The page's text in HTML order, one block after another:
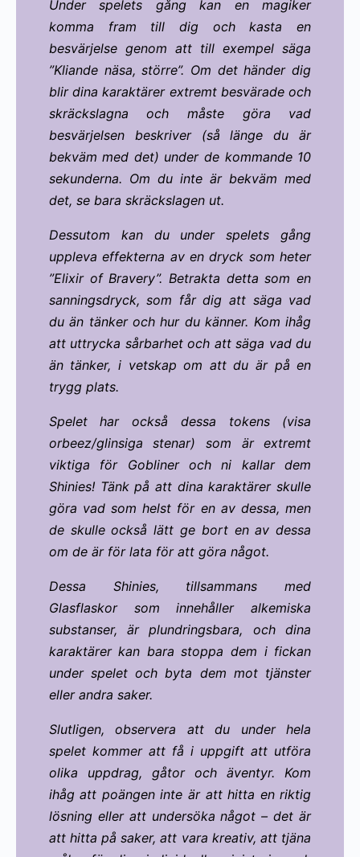
Under spelets gång kan en magiker
komma fram till dig och kasta en
besvärjelse genom att till exempel säga
”Kliande näsa, större”. Om det händer dig
blir dina karaktärer extremt besvärade och
skräckslagna och måste göra vad
besvärjelsen beskriver (så länge du är
bekväm med det) under de kommande 10
sekunderna. Om du inte är bekväm med
det, se bara skräckslagen ut.
Dessutom kan du under spelets gång
uppleva effekterna av en dryck som heter
”Elixir of Bravery”. Betrakta detta som en
sanningsdryck, som får dig att säga vad
du än tänker och hur du känner. Kom ihåg
att uttrycka sårbarhet och att säga vad du
än tänker, i vetskap om att du är på en
trygg plats.
Spelet har också dessa tokens (visa
orbeez/glinsiga stenar) som är extremt
viktiga för Gobliner och ni kallar dem
Shinies! Tänk på att dina karaktärer skulle
göra vad som helst för en av dessa, men
de skulle också lätt ge bort en av dessa
om de är för lata för att göra något.
Dessa Shinies, tillsammans med
Glasflaskor som innehåller alkemiska
substanser, är plundringsbara, och dina
karaktärer kan bara stoppa dem i fickan
under spelet och byta dem mot tjänster
eller andra saker.
Slutligen, observera att du under hela
spelet kommer att få i uppgift att utföra
olika uppdrag, gåtor och äventyr. Kom
ihåg att poängen inte är att hitta en riktig
lösning eller att undersöka något – det är
att hitta på saker, att vara kreativ, att tjäna